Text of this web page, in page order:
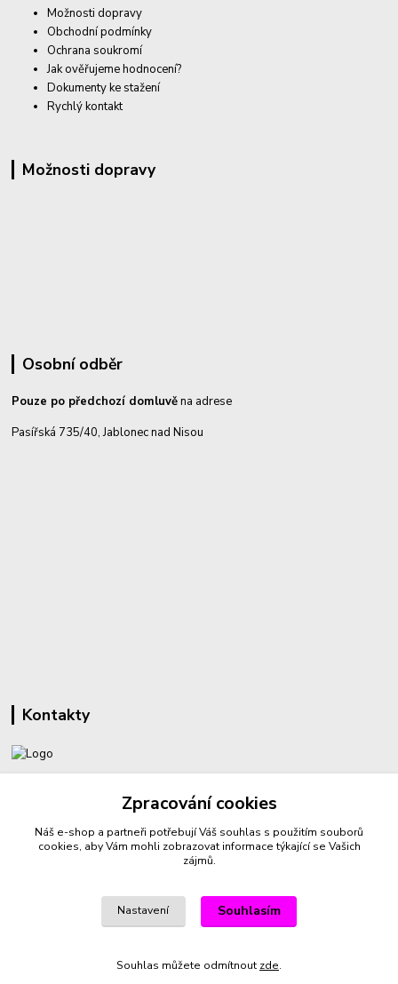
Možnosti dopravy
Obchodní podmínky
Ochrana soukromí
Jak ověřujeme hodnocení?
Dokumenty ke stažení
Rychlý kontakt
Možnosti dopravy
Osobní odběr
Pouze po předchozí domluvěna adrese
Pasířská 735/40, Jablonec nad Nisou
Kontakty
sperkyproradost@seznam.cz
Vytvořeno na Eshop-rychle.cz
Zpracování cookies
Náš e-shop a partneři potřebují Váš souhlas s použitím souborů
cookies, aby Vám mohli zobrazovat informace týkající se Vašich
zájmů.
Nastavení Souhlasím
Souhlas můžete odmítnout zde.